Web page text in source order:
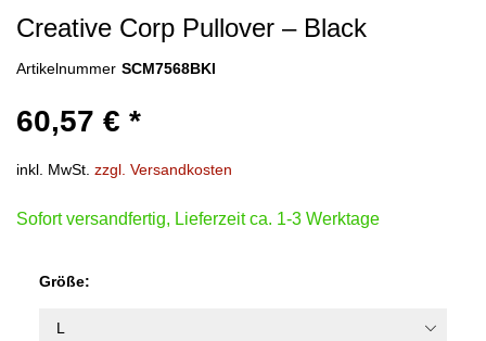
Creative Corp Pullover – Black
Artikelnummer SCM7568BKl
60,57 € *
inkl. MwSt. zzgl. Versandkosten
Sofort versandfertig, Lieferzeit ca. 1-3 Werktage
Größe: